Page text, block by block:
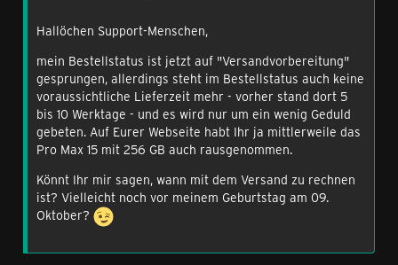
Hallöchen Support-Menschen,
mein Bestellstatus ist jetzt auf "Versandvorbereitung"
gesprungen, allerdings steht im Bestellstatus auch keine
voraussichtliche Lieferzeit mehr - vorher stand dort 5
bis 10 Werktage - und es wird nur um ein wenig Geduld
gebeten. Auf Eurer Webseite habt Ihr ja mittlerweile das
Pro Max 15 mit 256 GB auch rausgenommen.
Könnt Ihr mir sagen, wann mit dem Versand zu rechnen
ist? Vielleicht noch vor meinem Geburtstag am 09.
Oktober?